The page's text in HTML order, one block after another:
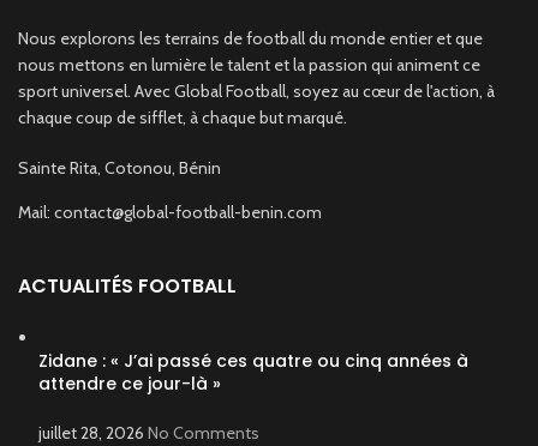
Nous explorons les terrains de football du monde entier et que
nous mettons en lumière le talent et la passion qui animent ce
sport universel. Avec Global Football, soyez au cœur de l'action, à
chaque coup de sifflet, à chaque but marqué.
Sainte Rita, Cotonou, Bénin
Mail: contact@global-football-benin.com
ACTUALITÉS FOOTBALL
Zidane : « J’ai passé ces quatre ou cinq années à
attendre ce jour-là »
juillet 28, 2026 No Comments